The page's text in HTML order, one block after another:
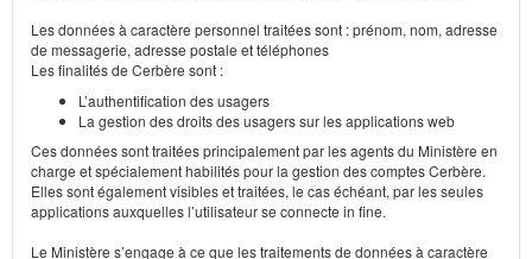
Les données à caractère personnel traitées sont : prénom, nom, adresse
de messagerie, adresse postale et téléphones
Les finalités de Cerbère sont :
L’authentification des usagers
La gestion des droits des usagers sur les applications web
Ces données sont traitées principalement par les agents du Ministère en
charge et spécialement habilités pour la gestion des comptes Cerbère.
Elles sont également visibles et traitées, le cas échéant, par les seules
applications auxquelles l’utilisateur se connecte in fine.
Le Ministère s’engage à ce que les traitements de données à caractère